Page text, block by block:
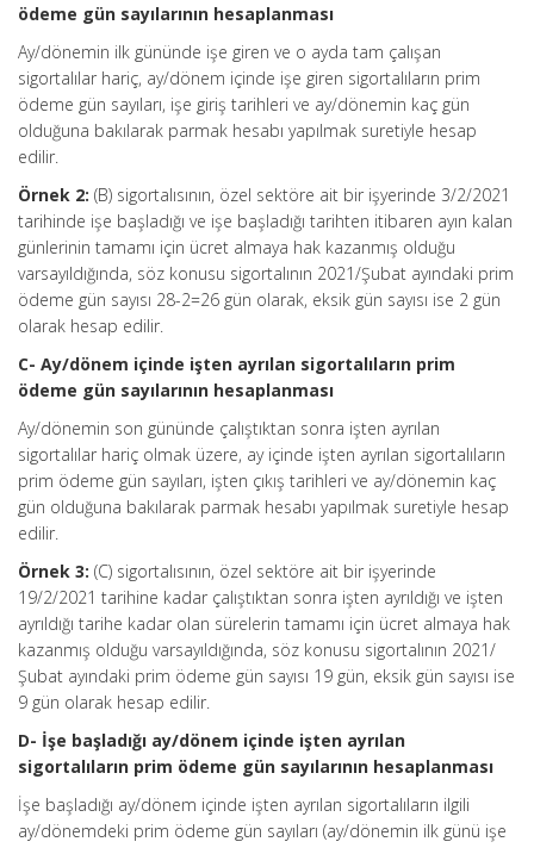
ödeme gün sayılarının hesaplanması
Ay/dönemin ilk gününde işe giren ve o ayda tam çalışan
sigortalılar hariç, ay/dönem içinde işe giren sigortalıların prim
ödeme gün sayıları, işe giriş tarihleri ve ay/dönemin kaç gün
olduğuna bakılarak parmak hesabı yapılmak suretiyle hesap
edilir.
Örnek 2: (B) sigortalısının, özel sektöre ait bir işyerinde 3/2/2021
tarihinde işe başladığı ve işe başladığı tarihten itibaren ayın kalan
günlerinin tamamı için ücret almaya hak kazanmış olduğu
varsayıldığında, söz konusu sigortalının 2021/Şubat ayındaki prim
ödeme gün sayısı 28-2=26 gün olarak, eksik gün sayısı ise 2 gün
olarak hesap edilir.
C- Ay/dönem içinde işten ayrılan sigortalıların prim
ödeme gün sayılarının hesaplanması
Ay/dönemin son gününde çalıştıktan sonra işten ayrılan
sigortalılar hariç olmak üzere, ay içinde işten ayrılan sigortalıların
prim ödeme gün sayıları, işten çıkış tarihleri ve ay/dönemin kaç
gün olduğuna bakılarak parmak hesabı yapılmak suretiyle hesap
edilir.
Örnek 3: (C) sigortalısının, özel sektöre ait bir işyerinde
19/2/2021 tarihine kadar çalıştıktan sonra işten ayrıldığı ve işten
ayrıldığı tarihe kadar olan sürelerin tamamı için ücret almaya hak
kazanmış olduğu varsayıldığında, söz konusu sigortalının 2021/
Şubat ayındaki prim ödeme gün sayısı 19 gün, eksik gün sayısı ise
9 gün olarak hesap edilir.
D- İşe başladığı ay/dönem içinde işten ayrılan
sigortalıların prim ödeme gün sayılarının hesaplanması
İşe başladığı ay/dönem içinde işten ayrılan sigortalıların ilgili
ay/dönemdeki prim ödeme gün sayıları (ay/dönemin ilk günü işe